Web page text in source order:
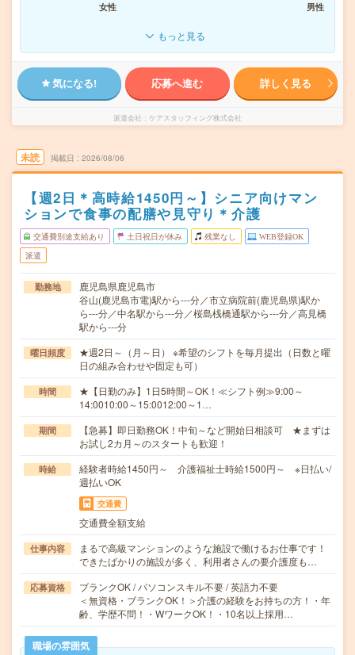
女性
男性
もっと見る
気になる! 応募へ進む 詳しく見る
派遣会社 ケアスタッフィング株式会社
未読 掲載日 2026/08/06
【週2日＊高時給1450円～】シニア向けマン
ションで食事の配膳や見守り＊介護
交通費別途支給あり 土日祝日が休み 残業なし WEB登録OK
派遣
勤務地
鹿児島県鹿児島市
谷山(鹿児島市電)駅から---分／市立病院前(鹿児島県)駅か
ら---分／中名駅から---分／桜島桟橋通駅から---分／高見橋
駅から---分
曜日頻度
★週2日～（月～日） ※希望のシフトを毎月提出（日数と曜
日の組み合わせや固定も可）
時間
★【日勤のみ】1日5時間～OK！≪シフト例≫9:00～
14:0010:00～15:0012:00～1…
期間
【急募】即日勤務OK！中旬～など開始日相談可 ★まずは
お試し2カ月～のスタートも歓迎！
時給
経験者時給1450円～ 介護福祉士時給1500円～ ※日払い/
週払いOK
交通費
交通費全額支給
仕事内容
まるで高級マンションのような施設で働けるお仕事です！
できたばかりの施設が多く、利用者さんの要介護度も…
応募資格
ブランクOK / パソコンスキル不要 / 英語力不要
＜無資格・ブランクOK！＞介護の経験をお持ちの方！・年
齢、学歴不問！・WワークOK！・10名以上採用…
職場の雰囲気